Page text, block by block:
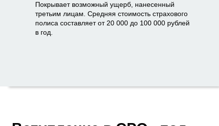
Покрывает возможный ущерб, нанесенный
третьим лицам. Средняя стоимость страхового
полиса составляет от 20 000 до 100 000 рублей
в год.